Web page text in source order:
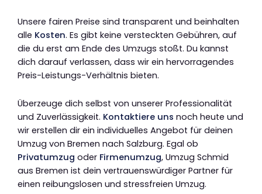
Unsere fairen Preise sind transparent und beinhalten
alle Kosten. Es gibt keine versteckten Gebühren, auf
die du erst am Ende des Umzugs stoßt. Du kannst
dich darauf verlassen, dass wir ein hervorragendes
Preis-Leistungs-Verhältnis bieten.
Überzeuge dich selbst von unserer Professionalität
und Zuverlässigkeit. Kontaktiere uns noch heute und
wir erstellen dir ein individuelles Angebot für deinen
Umzug von Bremen nach Salzburg. Egal ob
Privatumzug oder Firmenumzug, Umzug Schmid
aus Bremen ist dein vertrauenswürdiger Partner für
einen reibungslosen und stressfreien Umzug.